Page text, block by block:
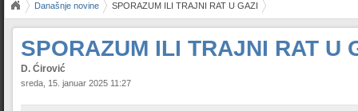
Današnje novine SPORAZUM ILI TRAJNI RAT U GAZI
SPORAZUM ILI TRAJNI RAT U
D. Ćirović
sreda, 15. januar 2025 11:27